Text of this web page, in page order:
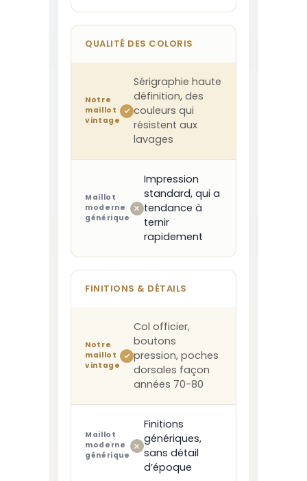
QUALITÉ DES COLORIS
Notre
maillot
vintage
Sérigraphie haute
définition, des
couleurs qui
résistent aux
lavages
Maillot
moderne
générique
Impression
standard, qui a
tendance à
ternir
rapidement
FINITIONS & DÉTAILS
Notre
maillot
vintage
Col officier,
boutons
pression, poches
dorsales façon
années 70-80
Maillot
moderne
générique
Finitions
génériques,
sans détail
d’époque